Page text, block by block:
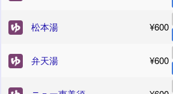
松本湯 ¥600
弁天湯 ¥600